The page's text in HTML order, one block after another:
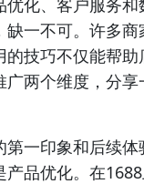
化、客户服务
一不可。许多
技巧不仅能帮
两个维度，分
一印象和后续
品优化。在